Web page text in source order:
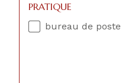
PRATIQUE
bureau de poste